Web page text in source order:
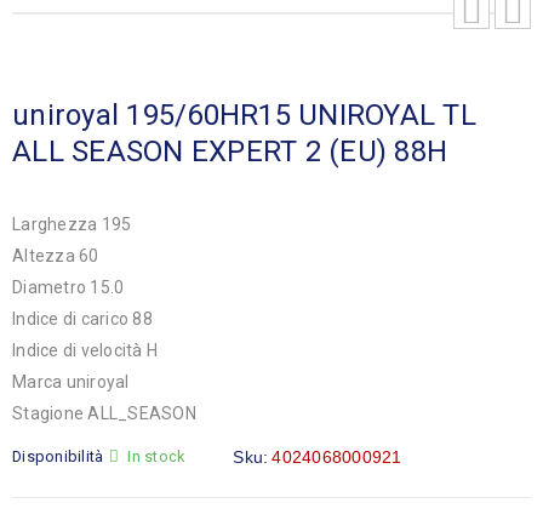
uniroyal 195/60HR15 UNIROYAL TL
ALL SEASON EXPERT 2 (EU) 88H
Larghezza 195
Altezza 60
Diametro 15.0
Indice di carico 88
Indice di velocità H
Marca uniroyal
Stagione ALL_SEASON
Disponibilità In stock Sku: 4024068000921